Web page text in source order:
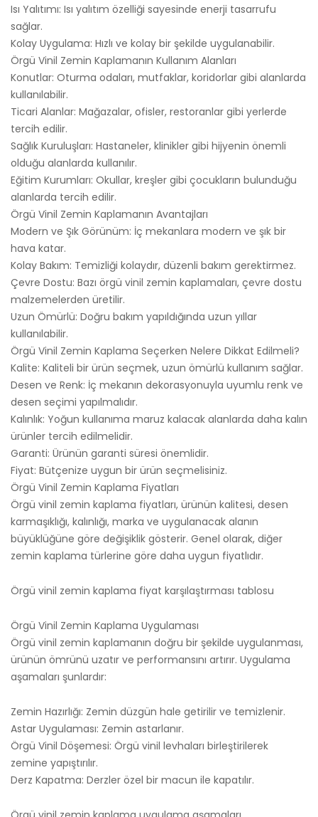
Isı Yalıtımı: Isı yalıtım özelliği sayesinde enerji tasarrufu
sağlar.
Kolay Uygulama: Hızlı ve kolay bir şekilde uygulanabilir.
Örgü Vinil Zemin Kaplamanın Kullanım Alanları
Konutlar: Oturma odaları, mutfaklar, koridorlar gibi alanlarda
kullanılabilir.
Ticari Alanlar: Mağazalar, ofisler, restoranlar gibi yerlerde
tercih edilir.
Sağlık Kuruluşları: Hastaneler, klinikler gibi hijyenin önemli
olduğu alanlarda kullanılır.
Eğitim Kurumları: Okullar, kreşler gibi çocukların bulunduğu
alanlarda tercih edilir.
Örgü Vinil Zemin Kaplamanın Avantajları
Modern ve Şık Görünüm: İç mekanlara modern ve şık bir
hava katar.
Kolay Bakım: Temizliği kolaydır, düzenli bakım gerektirmez.
Çevre Dostu: Bazı örgü vinil zemin kaplamaları, çevre dostu
malzemelerden üretilir.
Uzun Ömürlü: Doğru bakım yapıldığında uzun yıllar
kullanılabilir.
Örgü Vinil Zemin Kaplama Seçerken Nelere Dikkat Edilmeli?
Kalite: Kaliteli bir ürün seçmek, uzun ömürlü kullanım sağlar.
Desen ve Renk: İç mekanın dekorasyonuyla uyumlu renk ve
desen seçimi yapılmalıdır.
Kalınlık: Yoğun kullanıma maruz kalacak alanlarda daha kalın
ürünler tercih edilmelidir.
Garanti: Ürünün garanti süresi önemlidir.
Fiyat: Bütçenize uygun bir ürün seçmelisiniz.
Örgü Vinil Zemin Kaplama Fiyatları
Örgü vinil zemin kaplama fiyatları, ürünün kalitesi, desen
karmaşıklığı, kalınlığı, marka ve uygulanacak alanın
büyüklüğüne göre değişiklik gösterir. Genel olarak, diğer
zemin kaplama türlerine göre daha uygun fiyatlıdır.
Örgü vinil zemin kaplama fiyat karşılaştırması tablosu
Örgü Vinil Zemin Kaplama Uygulaması
Örgü vinil zemin kaplamanın doğru bir şekilde uygulanması,
ürünün ömrünü uzatır ve performansını artırır. Uygulama
aşamaları şunlardır:
Zemin Hazırlığı: Zemin düzgün hale getirilir ve temizlenir.
Astar Uygulaması: Zemin astarlanır.
Örgü Vinil Döşemesi: Örgü vinil levhaları birleştirilerek
zemine yapıştırılır.
Derz Kapatma: Derzler özel bir macun ile kapatılır.